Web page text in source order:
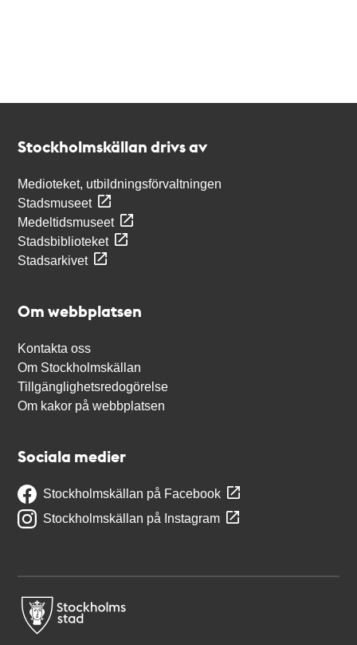
Stockholmskällan drivs av
Medioteket, utbildningsförvaltningen
Stadsmuseet
Medeltidsmuseet
Stadsbiblioteket
Stadsarkivet
Om webbplatsen
Kontakta oss
Om Stockholmskällan
Tillgänglighetsredogörelse
Om kakor på webbplatsen
Sociala medier
Stockholmskällan på Facebook
Stockholmskällan på Instagram